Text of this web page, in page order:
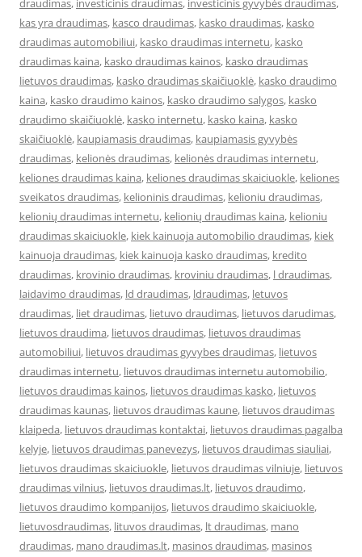
draudimas, investicinis draudimas, investicinis gyvybės draudimas,
kas yra draudimas, kasco draudimas, kasko draudimas, kasko
draudimas automobiliui, kasko draudimas internetu, kasko
draudimas kaina, kasko draudimas kainos, kasko draudimas
lietuvos draudimas, kasko draudimas skaičiuoklė, kasko draudimo
kaina, kasko draudimo kainos, kasko draudimo salygos, kasko
draudimo skaičiuoklė, kasko internetu, kasko kaina, kasko
skaičiuoklė, kaupiamasis draudimas, kaupiamasis gyvybės
draudimas, kelionės draudimas, kelionės draudimas internetu,
keliones draudimas kaina, keliones draudimas skaiciuokle, keliones
sveikatos draudimas, kelioninis draudimas, kelioniu draudimas,
kelionių draudimas internetu, kelionių draudimas kaina, kelioniu
draudimas skaiciuokle, kiek kainuoja automobilio draudimas, kiek
kainuoja draudimas, kiek kainuoja kasko draudimas, kredito
draudimas, krovinio draudimas, kroviniu draudimas, l draudimas,
laidavimo draudimas, ld draudimas, ldraudimas, letuvos
draudimas, liet draudimas, lietuvo draudimas, lietuvos darudimas,
lietuvos draudima, lietuvos draudimas, lietuvos draudimas
automobiliui, lietuvos draudimas gyvybes draudimas, lietuvos
draudimas internetu, lietuvos draudimas internetu automobilio,
lietuvos draudimas kainos, lietuvos draudimas kasko, lietuvos
draudimas kaunas, lietuvos draudimas kaune, lietuvos draudimas
klaipeda, lietuvos draudimas kontaktai, lietuvos draudimas pagalba
kelyje, lietuvos draudimas panevezys, lietuvos draudimas siauliai,
lietuvos draudimas skaiciuokle, lietuvos draudimas vilniuje, lietuvos
draudimas vilnius, lietuvos draudimas.lt, lietuvos draudimo,
lietuvos draudimo kompanijos, lietuvos draudimo skaiciuokle,
lietuvosdraudimas, lituvos draudimas, lt draudimas, mano
draudimas, mano draudimas.lt, masinos draudimas, masinos